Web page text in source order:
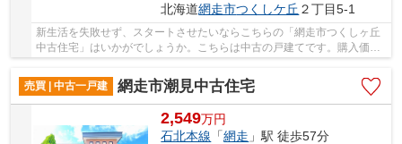
北海道網走市つくしケ丘 ２丁目5-1
新生活を失敗せず、スタートさせたいならこちらの「網走市つくしヶ丘
中古住宅」はいかがでしょうか。こちらは中古の戸建てです。購入価格
売買 | 中古一戸建
網走市潮見中古住宅
2,549万円
石北本線 「網走 」駅 徒歩57分